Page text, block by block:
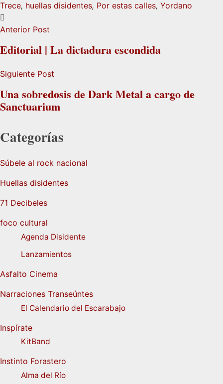
Trece, huellas disidentes, Por estas calles, Yordano
Anterior Post
Editorial | La dictadura escondida
Siguiente Post
Una sobredosis de Dark Metal a cargo de
Sanctuarium
Categorías
Súbele al rock nacional
Huellas disidentes
71 Decibeles
foco cultural
Agenda Disidente
Lanzamientos
Asfalto Cinema
Narraciones Transeúntes
El Calendario del Escarabajo
Inspírate
KitBand
Instinto Forastero
Alma del Río